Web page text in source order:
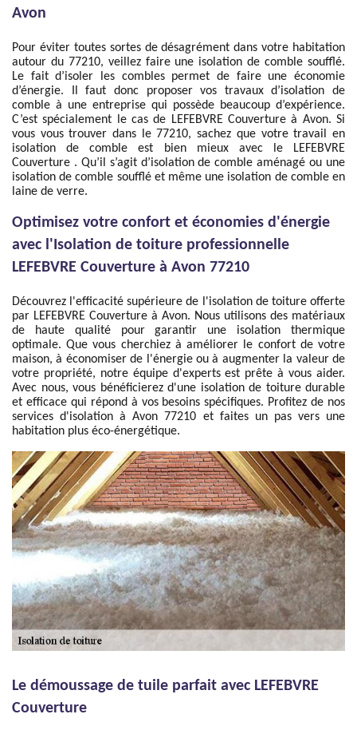
Avon
Pour éviter toutes sortes de désagrément dans votre habitation
autour du 77210, veillez faire une isolation de comble soufflé.
Le fait d’isoler les combles permet de faire une économie
d’énergie. Il faut donc proposer vos travaux d’isolation de
comble à une entreprise qui possède beaucoup d’expérience.
C’est spécialement le cas de LEFEBVRE Couverture à Avon. Si
vous vous trouver dans le 77210, sachez que votre travail en
isolation de comble est bien mieux avec le LEFEBVRE
Couverture . Qu’il s’agit d’isolation de comble aménagé ou une
isolation de comble soufflé et même une isolation de comble en
laine de verre.
Optimisez votre confort et économies d'énergie
avec l'Isolation de toiture professionnelle
LEFEBVRE Couverture à Avon 77210
Découvrez l'efficacité supérieure de l'isolation de toiture offerte
par LEFEBVRE Couverture à Avon. Nous utilisons des matériaux
de haute qualité pour garantir une isolation thermique
optimale. Que vous cherchiez à améliorer le confort de votre
maison, à économiser de l'énergie ou à augmenter la valeur de
votre propriété, notre équipe d'experts est prête à vous aider.
Avec nous, vous bénéficierez d'une isolation de toiture durable
et efficace qui répond à vos besoins spécifiques. Profitez de nos
services d'isolation à Avon 77210 et faites un pas vers une
habitation plus éco-énergétique.
Le démoussage de tuile parfait avec LEFEBVRE
Couverture